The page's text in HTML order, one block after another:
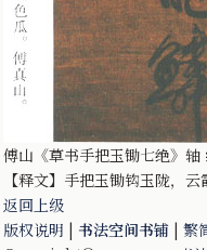
傅山《草书手把玉锄七绝》
【释文】手把玉锄钩玉陇，
返回上级
版权说明 | 书法空间书铺 | 繁